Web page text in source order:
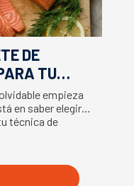
DE
TU
empieza
en saber elegir la
técnica de